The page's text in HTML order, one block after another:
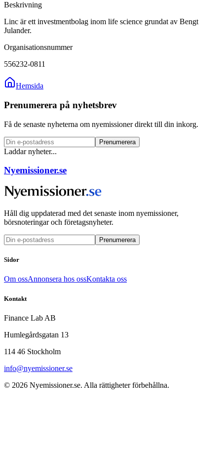
Beskrivning
Linc är ett investmentbolag inom life science grundat av Bengt
Julander.
Organisationsnummer
556232-0811
Hemsida
Prenumerera på nyhetsbrev
Få de senaste nyheterna om nyemissioner direkt till din inkorg.
Prenumerera
Laddar nyheter...
Nyemissioner.se
Håll dig uppdaterad med det senaste inom nyemissioner,
börsnoteringar och företagsnyheter.
Prenumerera
Sidor
Om ossAnnonsera hos ossKontakta oss
Kontakt
Finance Lab AB
Humlegårdsgatan 13
114 46 Stockholm
info@nyemissioner.se
© 2026 Nyemissioner.se. Alla rättigheter förbehållna.